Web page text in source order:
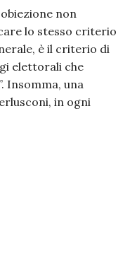
non
lo stesso criterio
è il criterio di
elettorali che
Insomma, una
in ogni